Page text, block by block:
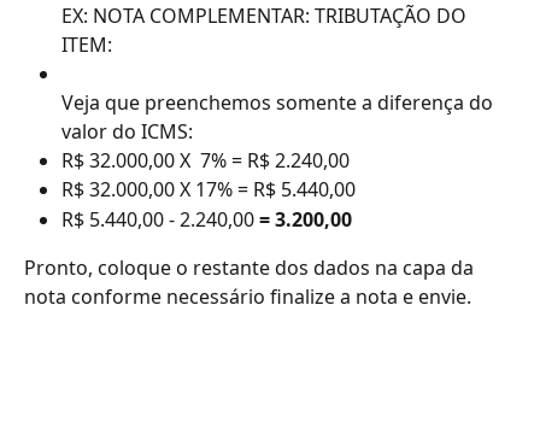
EX: NOTA COMPLEMENTAR: TRIBUTAÇÃO DO
ITEM:
Veja que preenchemos somente a diferença do
valor do ICMS:
R$ 32.000,00 X  7% = R$ 2.240,00
R$ 32.000,00 X 17% = R$ 5.440,00
R$ 5.440,00 - 2.240,00 = 3.200,00
Pronto, coloque o restante dos dados na capa da
nota conforme necessário finalize a nota e envie.